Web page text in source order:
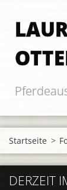
Startseite >
DERZEIT